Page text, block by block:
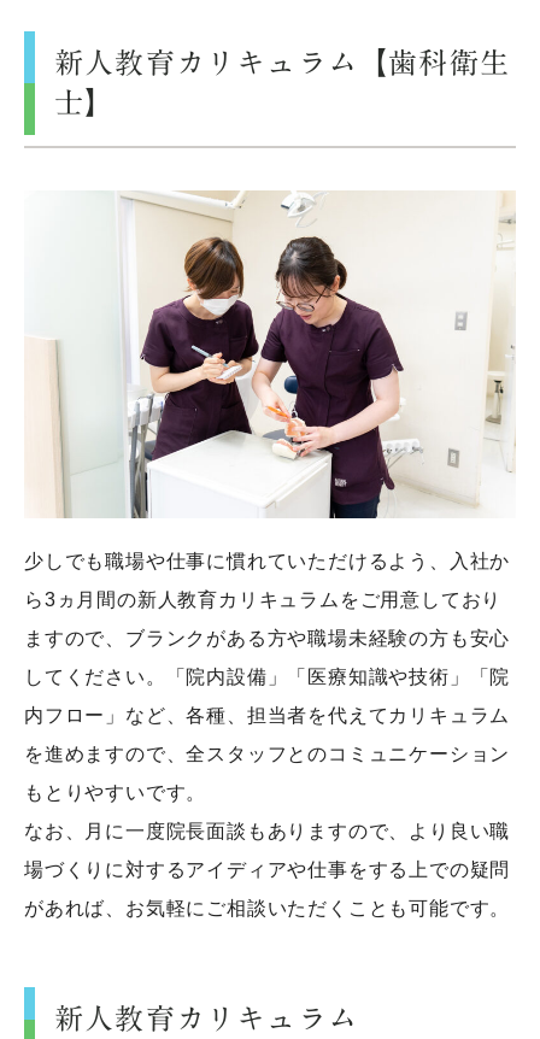
新人教育カリキュラム【歯科衛生
士】
少しでも職場や仕事に慣れていただけるよう、入社か
ら3ヵ月間の新人教育カリキュラムをご用意しており
ますので、ブランクがある方や職場未経験の方も安心
してください。「院内設備」「医療知識や技術」「院
内フロー」など、各種、担当者を代えてカリキュラム
を進めますので、全スタッフとのコミュニケーション
もとりやすいです。
なお、月に一度院長面談もありますので、より良い職
場づくりに対するアイディアや仕事をする上での疑問
があれば、お気軽にご相談いただくことも可能です。
新人教育カリキュラム